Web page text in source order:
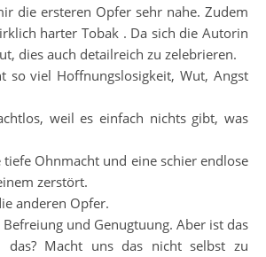
die ersteren Opfer sehr nahe. Zudem
harter Tobak . Da sich die Autorin
dies auch detailreich zu zelebrieren.
so viel Hoffnungslosigkeit, Wut, Angst
weil es einfach nichts gibt, was
Ohnmacht und eine schier endlose
zerstört.
anderen Opfer.
und Genugtuung. Aber ist das
das? Macht uns das nicht selbst zu